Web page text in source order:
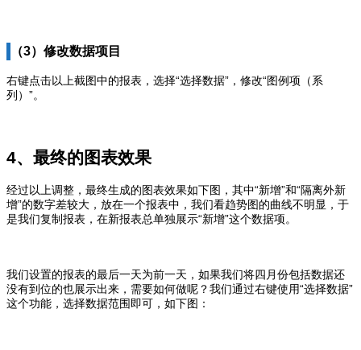
（3）修改数据项目
右键点击以上截图中的报表，选择“选择数据”，修改“图例项（系
列）”。
4、最终的图表效果
经过以上调整，最终生成的图表效果如下图，其中“新增”和“隔离外新
增”的数字差较大，放在一个报表中，我们看趋势图的曲线不明显，于
是我们复制报表，在新报表总单独展示“新增”这个数据项。
我们设置的报表的最后一天为前一天，如果我们将四月份包括数据还
没有到位的也展示出来，需要如何做呢？我们通过右键使用“选择数据”
这个功能，选择数据范围即可，如下图：